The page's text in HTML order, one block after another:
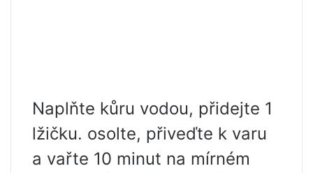
Naplňte kůru vodou, přidejte 1
lžičku. osolte, přiveďte k varu
a vařte 10 minut na mírném